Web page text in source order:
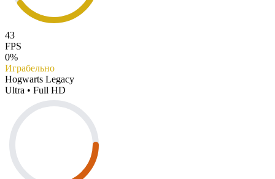
43
FPS
0%
Играбельно
Hogwarts Legacy
Ultra • Full HD